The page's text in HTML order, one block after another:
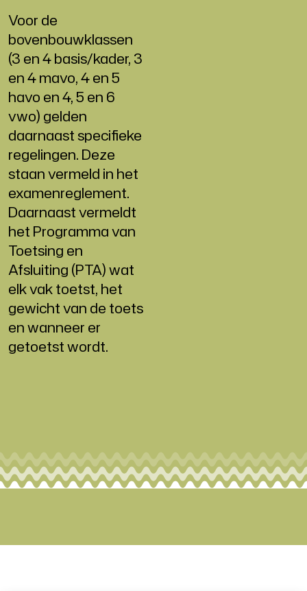
Voor de
bovenbouwklassen
(3 en 4 basis/kader, 3
en 4 mavo, 4 en 5
havo en 4, 5 en 6
vwo) gelden
daarnaast specifieke
regelingen. Deze
staan vermeld in het
examenreglement.
Daarnaast vermeldt
het Programma van
Toetsing en
Afsluiting (PTA) wat
elk vak toetst, het
gewicht van de toets
en wanneer er
getoetst wordt.